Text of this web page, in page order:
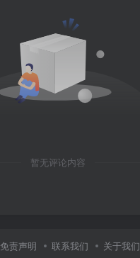
暂无评论内容
免责声明 联系我们 关于我们